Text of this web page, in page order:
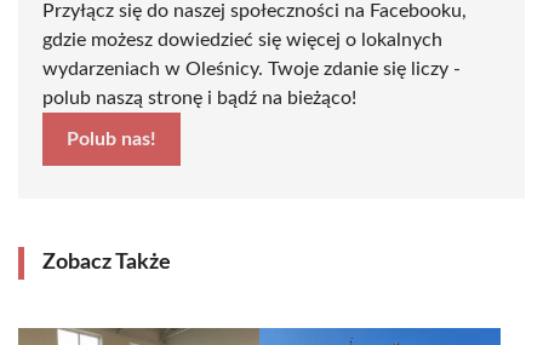
Przyłącz się do naszej społeczności na Facebooku,
gdzie możesz dowiedzieć się więcej o lokalnych
wydarzeniach w Oleśnicy. Twoje zdanie się liczy -
polub naszą stronę i bądź na bieżąco!
Polub nas!
Zobacz Także